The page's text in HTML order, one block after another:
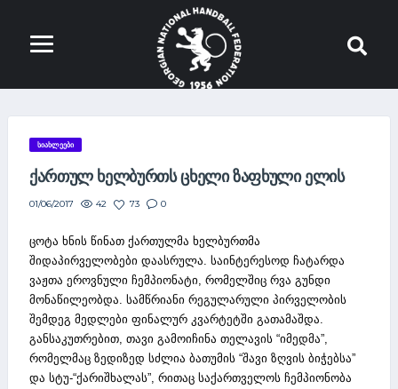
ᲡᲘᲐᲮᲚᲔᲔᲑᲘ
ᲥᲐᲠᲗᲣᲚ ᲮᲔᲚᲑᲣᲠᲗᲡ ᲪᲮᲔᲚᲘ ᲖᲐᲤᲮᲣᲚᲘ ᲔᲚᲘᲡ
01/06/2017 42 73 0
ცოტა ხნის წინათ ქართულმა ხელბურთმა
შიდაპირველობები დაასრულა. საინტერესოდ ჩატარდა
ვაჟთა ეროვნული ჩემპიონატი, რომელშიც რვა გუნდი
მონაწილეობდა. სამწრიანი რეგულარული პირველობის
შემდეგ მედლები ფინალურ კვარტეტში გათამაშდა.
განსაკუთრებით, თავი გამოიჩინა თელავის “იმედმა”,
რომელმაც ზედიზედ სძლია ბათუმის “შავი ზღვის ბიჭებსა”
და სტუ-“ქარიშხალას”, რითაც საქართველოს ჩემპიონობა